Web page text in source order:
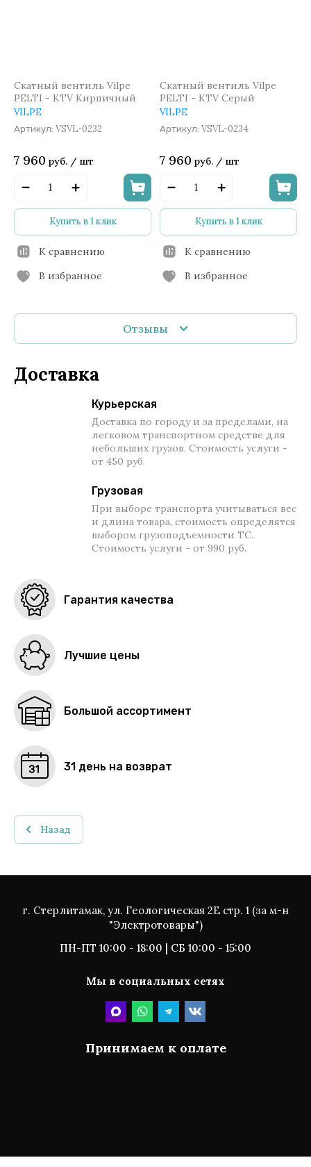
Скатный вентиль Vilpe
PELTI - KTV Кирпичный
VILPE
Артикул: VSVL-0232
7 960 руб. / шт
Купить в 1 клик
К сравнению
В избранное
Скатный вентиль Vilpe
PELTI - KTV Серый
VILPE
Артикул: VSVL-0234
7 960 руб. / шт
Купить в 1 клик
К сравнению
В избранное
Отзывы
Доставка
Курьерская
Доставка по городу и за пределами, на
легковом транспортном средстве для
небольших грузов. Стоимость услуги -
от 450 руб.
Грузовая
При выборе транспорта учитываться вес
и длина товара, стоимость определятся
выбором грузоподъемности ТС.
Стоимость услуги - от 990 руб.
Гарантия качества
Лучшие цены
Большой ассортимент
31 день на возврат
Назад
г. Стерлитамак, ул. Геологическая 2Е стр. 1 (за м-н
"Электротовары")
ПН-ПТ 10:00 - 18:00 | СБ 10:00 - 15:00
Принимаем к оплате
Мы в социальных сетях